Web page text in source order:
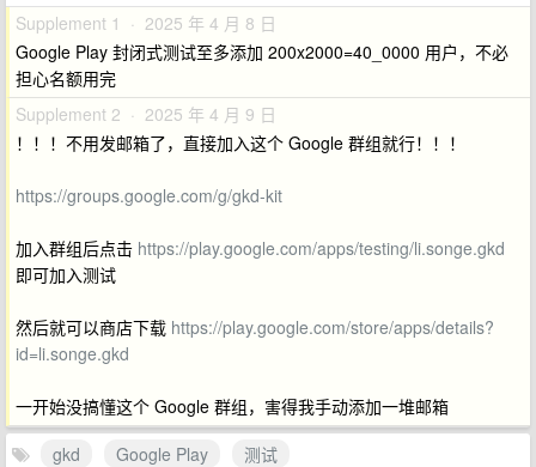
Supplement 1 · 2025 年 4 月 8 日
Google Play 封闭式测试至多添加 200x2000=40_0000 用户，不必
担心名额用完
Supplement 2 · 2025 年 4 月 9 日
！！！不用发邮箱了，直接加入这个 Google 群组就行！！！
https://groups.google.com/g/gkd-kit
加入群组后点击 https://play.google.com/apps/testing/li.songe.gkd
即可加入测试
然后就可以商店下载 https://play.google.com/store/apps/details?
id=li.songe.gkd
一开始没搞懂这个 Google 群组，害得我手动添加一堆邮箱
gkd
Google Play
测试